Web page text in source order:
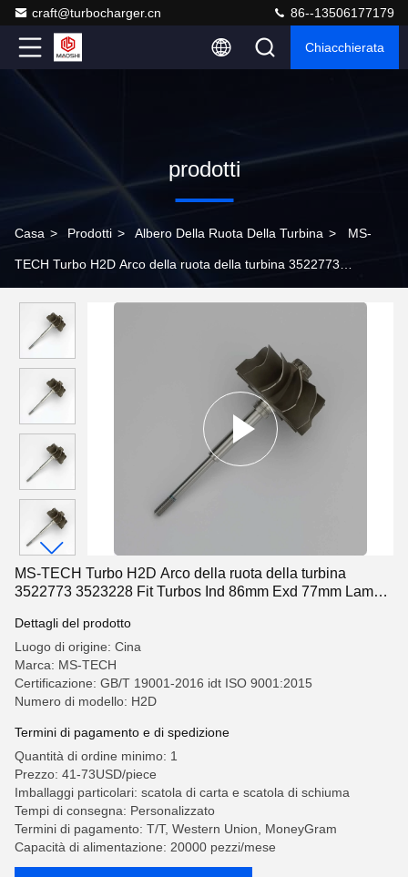
craft@turbocharger.cn 86--13506177179
Chiacchierata
prodotti
Casa > Prodotti > Albero Della Ruota Della Turbina > MS-
TECH Turbo H2D Arco della ruota della turbina 3522773
MS-TECH Turbo H2D Arco della ruota della turbina
3522773 3523228 Fit Turbos Ind 86mm Exd 77mm Lame
Dettagli del prodotto
Luogo di origine: Cina
Marca: MS-TECH
Certificazione: GB/T 19001-2016 idt ISO 9001:2015
Numero di modello: H2D
Termini di pagamento e di spedizione
Quantità di ordine minimo: 1
Prezzo: 41-73USD/piece
Imballaggi particolari: scatola di carta e scatola di schiuma
Tempi di consegna: Personalizzato
Termini di pagamento: T/T, Western Union, MoneyGram
Capacità di alimentazione: 20000 pezzi/mese